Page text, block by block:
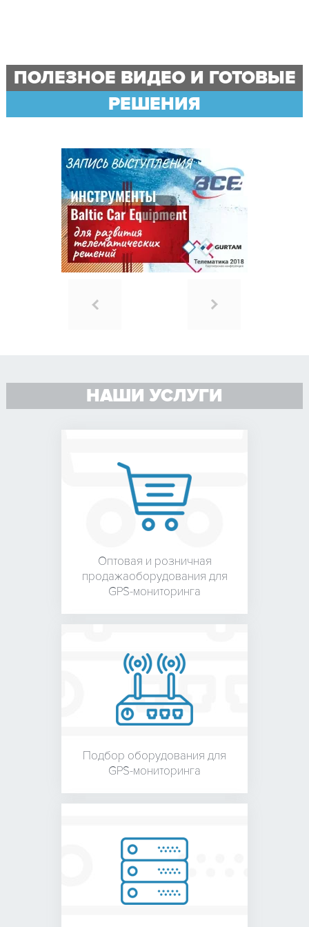
ПОЛУЧИТЬ КОНСУЛЬТАЦИЮ
ПОЛЕЗНОЕ ВИДЕО И ГОТОВЫЕ
РЕШЕНИЯ
НАШИ УСЛУГИ
Оптовая и розничная
продажаоборудования для
GPS-мониторинга
Подбор оборудования для
GPS-мониторинга